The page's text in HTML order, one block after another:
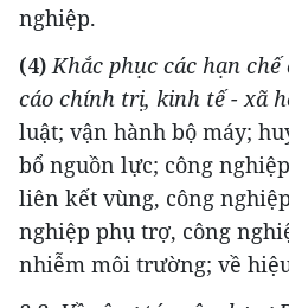
nghiệp.
(4) Khắc phục các hạn
cáo chính trị, kinh tế - xã
luật; vận hành bộ máy;
bổ nguồn lực; công
liên kết vùng, công
nghiệp phụ trợ, công
nhiễm môi trường; về